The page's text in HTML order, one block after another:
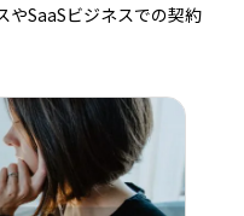
やSaaSビジネスでの契約